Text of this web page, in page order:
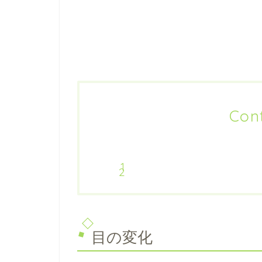
目の変化